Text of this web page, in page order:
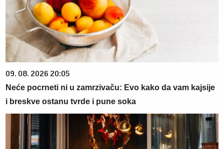
09. 08. 2026 20:05
Neće pocrneti ni u zamrzivaču: Evo kako da vam kajsije
i breskve ostanu tvrde i pune soka